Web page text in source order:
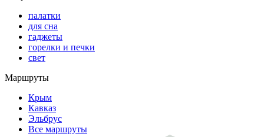
палатки
для сна
гаджеты
горелки и печки
свет
Маршруты
Крым
Кавказ
Эльбрус
Все маршруты